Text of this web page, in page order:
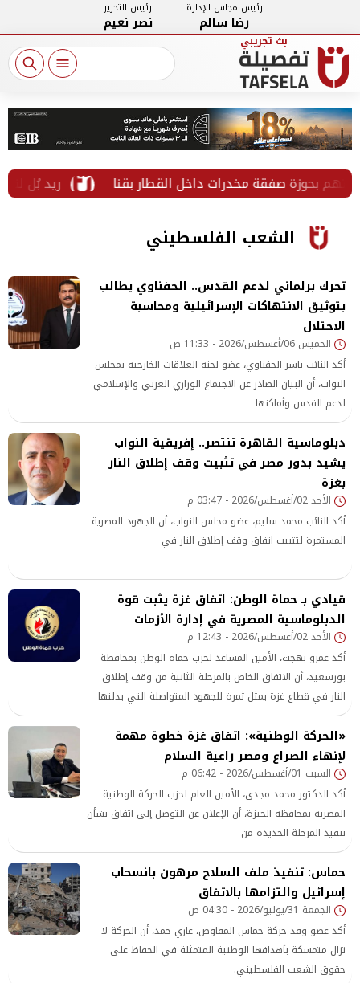
رئيس مجلس الإدارة
رضا سالم
رئيس التحرير
نصر نعيم
«ريد بُل لف صفقة مخدرات داخل القطار بقنا
الشعب الفلسطيني
تحرك برلماني لدعم القدس.. الحفناوي يطالب
بتوثيق الانتهاكات الإسرائيلية ومحاسبة
الاحتلال
الخميس 06/أغسطس/2026 - 11:33 ص
أكد النائب ياسر الحفناوي، عضو لجنة العلاقات الخارجية بمجلس
النواب، أن البيان الصادر عن الاجتماع الوزاري العربي والإسلامي
لدعم القدس وأماكنها
دبلوماسية القاهرة تنتصر.. إفريقية النواب
يشيد بدور مصر في تثبيت وقف إطلاق النار
بغزة
الأحد 02/أغسطس/2026 - 03:47 م
أكد النائب محمد سليم، عضو مجلس النواب، أن الجهود المصرية
المستمرة لتثبيت اتفاق وقف إطلاق النار في
قيادي بـ حماة الوطن: اتفاق غزة يثبت قوة
الدبلوماسية المصرية في إدارة الأزمات
الأحد 02/أغسطس/2026 - 12:43 م
أكد عمرو بهجت، الأمين المساعد لحزب حماة الوطن بمحافظة
بورسعيد، أن الاتفاق الخاص بالمرحلة الثانية من وقف إطلاق
النار في قطاع غزة يمثل ثمرة للجهود المتواصلة التي بذلتها
الدولة
«الحركة الوطنية»: اتفاق غزة خطوة مهمة
لإنهاء الصراع ومصر راعية السلام
السبت 01/أغسطس/2026 - 06:42 م
أكد الدكتور محمد مجدي، الأمين العام لحزب الحركة الوطنية
المصرية بمحافظة الجيزة، أن الإعلان عن التوصل إلى اتفاق بشأن
تنفيذ المرحلة الجديدة من
حماس: تنفيذ ملف السلاح مرهون بانسحاب
إسرائيل والتزامها بالاتفاق
الجمعة 31/يوليو/2026 - 04:30 ص
أكد عضو وفد حركة حماس المفاوض، غازي حمد، أن الحركة لا
تزال متمسكة بأهدافها الوطنية المتمثلة في الحفاظ على
حقوق الشعب الفلسطيني.